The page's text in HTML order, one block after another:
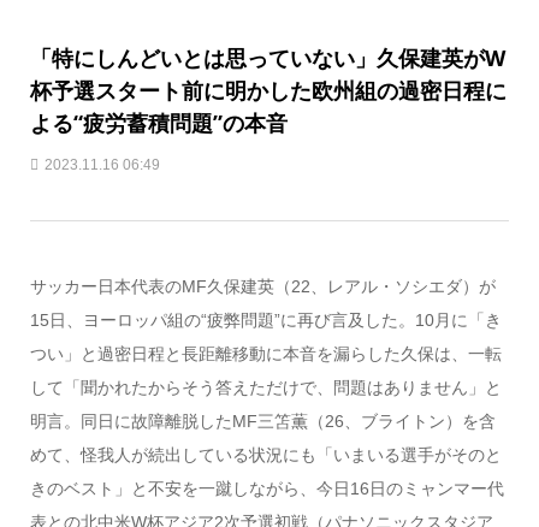
「特にしんどいとは思っていない」久保建英がW
杯予選スタート前に明かした欧州組の過密日程に
よる“疲労蓄積問題”の本音
2023.11.16 06:49
サッカー日本代表のMF久保建英（22、レアル・ソシエダ）が
15日、ヨーロッパ組の“疲弊問題”に再び言及した。10月に「き
つい」と過密日程と長距離移動に本音を漏らした久保は、一転
して「聞かれたからそう答えただけで、問題はありません」と
明言。同日に故障離脱したMF三笘薫（26、ブライトン）を含
めて、怪我人が続出している状況にも「いまいる選手がそのと
きのベスト」と不安を一蹴しながら、今日16日のミャンマー代
表との北中米W杯アジア2次予選初戦（パナソニックスタジア